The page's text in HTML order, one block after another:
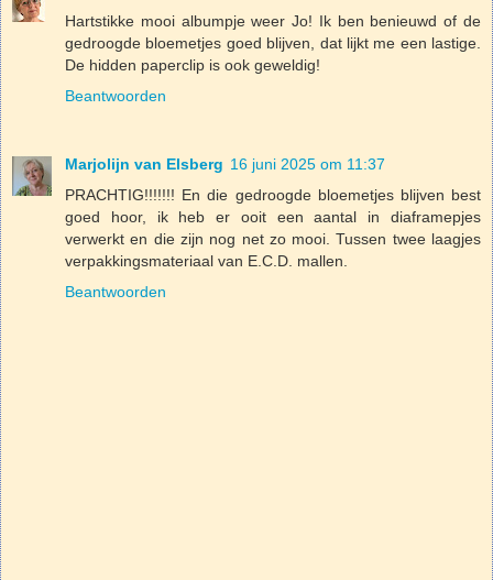
Hartstikke mooi albumpje weer Jo! Ik ben benieuwd of de
gedroogde bloemetjes goed blijven, dat lijkt me een lastige.
De hidden paperclip is ook geweldig!
Beantwoorden
Marjolijn van Elsberg 16 juni 2025 om 11:37
PRACHTIG!!!!!!! En die gedroogde bloemetjes blijven best
goed hoor, ik heb er ooit een aantal in diaframepjes
verwerkt en die zijn nog net zo mooi. Tussen twee laagjes
verpakkingsmateriaal van E.C.D. mallen.
Beantwoorden